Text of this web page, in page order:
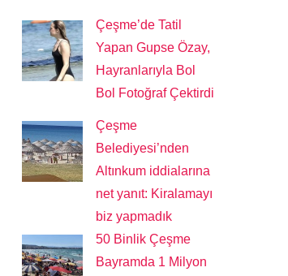
Çeşme’de Tatil
Yapan Gupse Özay,
Hayranlarıyla Bol
Bol Fotoğraf Çektirdi
Çeşme
Belediyesi’nden
Altınkum iddialarına
net yanıt: Kiralamayı
biz yapmadık
50 Binlik Çeşme
Bayramda 1 Milyon